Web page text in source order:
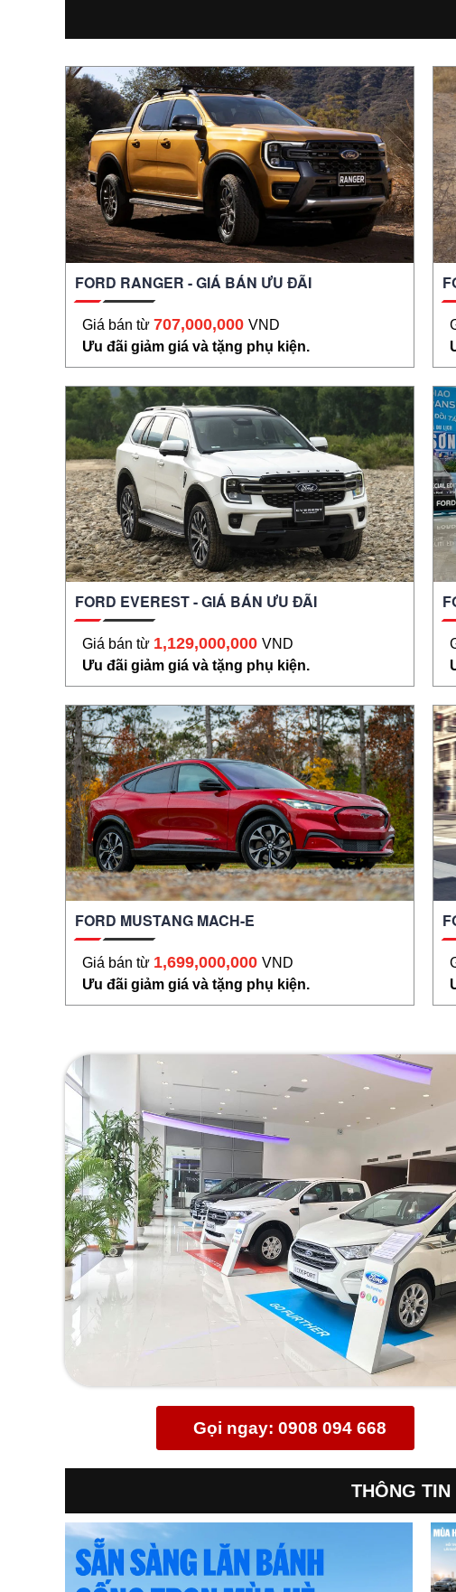
FORD RANGER - GIÁ BÁN ƯU ĐÃI
Giá bán từ 707,000,000 VND
Ưu đãi giảm giá và tặng phụ kiện.
FORD EVEREST - GIÁ BÁN ƯU ĐÃI
Giá bán từ 1,129,000,000 VND
Ưu đãi giảm giá và tặng phụ kiện.
FORD MUSTANG MACH-E
Giá bán từ 1,699,000,000 VND
Ưu đãi giảm giá và tặng phụ kiện.
Gọi ngay: 0908 094 668
THÔNG TIN